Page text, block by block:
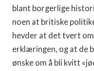
blant borgerlige
noen at britiske
hevder at det tvert
erklæringen, og at de
ønske om å bli kvitt